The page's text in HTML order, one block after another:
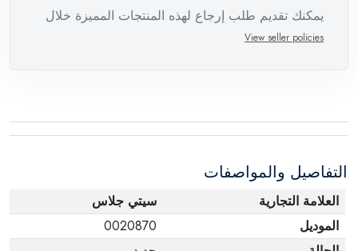
يمكنك تقديم طلب إرجاع لهذه المنتجات المميزة خلال
عبوته الأصلية. لاحظ أنه لا يمكن إرجاع المنتجات
وفي عبواتها الأصلية.
View seller policies
التفاصيل والمواصفات
العلامة التجارية
سيتي جلاس
الموديل
0020870